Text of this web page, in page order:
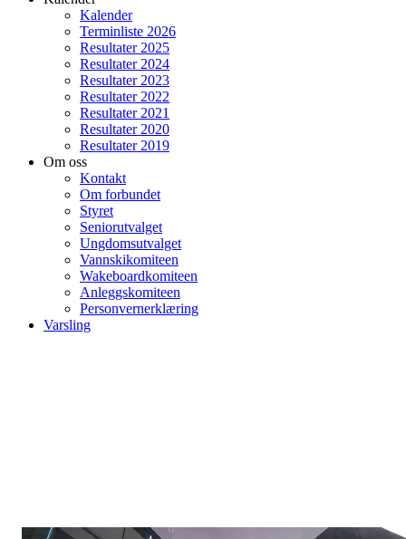
Kalender
Terminliste 2026
Resultater 2025
Resultater 2024
Resultater 2023
Resultater 2022
Resultater 2021
Resultater 2020
Resultater 2019
Om oss
Kontakt
Om forbundet
Styret
Seniorutvalget
Ungdomsutvalget
Vannskikomiteen
Wakeboardkomiteen
Anleggskomiteen
Personvernerklæring
Varsling